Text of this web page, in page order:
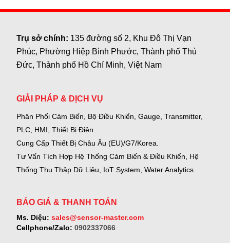
Trụ sở chính: 135 đường số 2, Khu Đô Thị Vạn
Phúc, Phường Hiệp Bình Phước, Thành phố Thủ
Đức, Thành phố Hồ Chí Minh, Việt Nam
GIẢI PHÁP & DỊCH VỤ
Phân Phối Cảm Biến, Bộ Điều Khiển, Gauge, Transmitter,
PLC, HMI, Thiết Bị Điện.
Cung Cấp Thiết Bị Châu Âu (EU)/G7/Korea.
Tư Vấn Tích Hợp Hệ Thống Cảm Biến & Điều Khiển, Hệ
Thống Thu Thập Dữ Liệu, IoT System, Water Analytics.
BÁO GIÁ & THANH TOÁN
Ms. Diệu: sales@sensor-master.com
Cellphone/Zalo: 0902337066